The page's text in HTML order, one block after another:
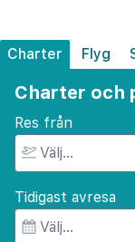
Charter Flyg
Charter och
Res från
Tidigast avresa